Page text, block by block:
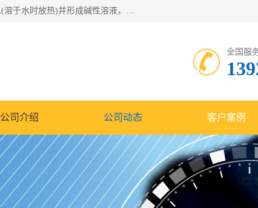
氢氧化钠化学式为NaOH，为一种具有很强腐蚀性的强碱，一般为片状或颗粒形态，易溶于水(溶于水时放热)并形成碱性溶液，另有潮解性，易吸取空气中的水蒸气(潮解)和(变质)。NaOH是化学实验室其中一种必备的化学品，亦为常见的化工品之一。纯品是无色透明的晶体。密度2.130g/cm3。熔点318.4℃。沸点1390℃。工业品含有少量的氯化和碳酸，是白色不透明的晶体。
全国服
公司介绍 公司动态 客户案例